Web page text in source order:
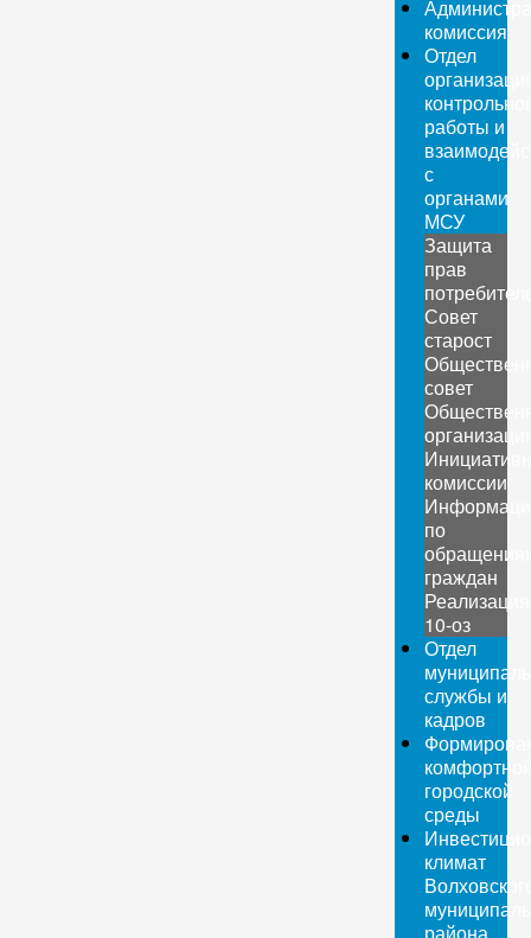
комиссия
Отдел
работы и
с
органами
МСУ
Защита
прав
Совет
старост
совет
комиссии
по
граждан
Реализация
10-оз
Отдел
службы и
кадров
городской
среды
климат